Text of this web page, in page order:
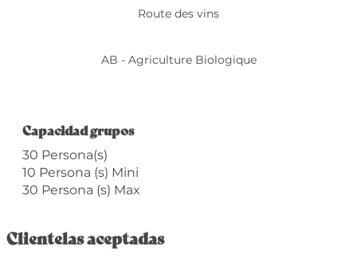
Route des vins
AB - Agriculture Biologique
Capacidad grupos
Capacidad grupos
30 Persona(s)
10 Persona (s) Mini
30 Persona (s) Max
Clientelas aceptadas